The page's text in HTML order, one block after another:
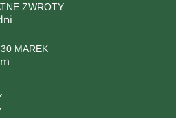
ZWROTY
MAREK